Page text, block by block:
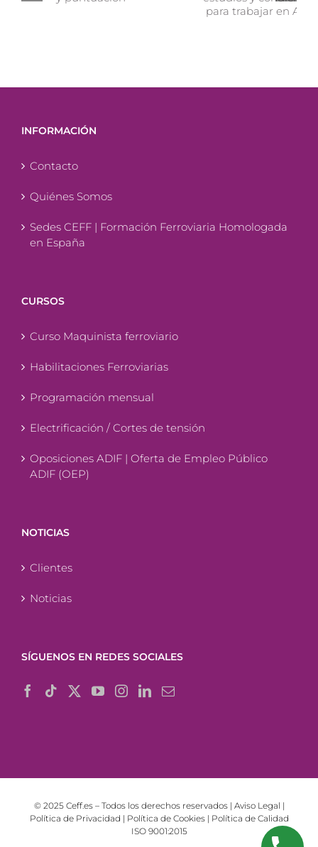
INFORMACIÓN
Contacto
Quiénes Somos
Sedes CEFF | Formación Ferroviaria Homologada
en España
CURSOS
Curso Maquinista ferroviario
Habilitaciones Ferroviarias
Programación mensual
Electrificación / Cortes de tensión
Oposiciones ADIF | Oferta de Empleo Público
ADIF (OEP)
NOTICIAS
Clientes
Noticias
SÍGUENOS EN REDES SOCIALES
© 2025 Ceff.es – Todos los derechos reservados | Aviso Legal |
Política de Privacidad | Política de Cookies| Política de Calidad
ISO 9001:2015